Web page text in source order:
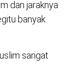
dan jaraknya
banyak
sangat